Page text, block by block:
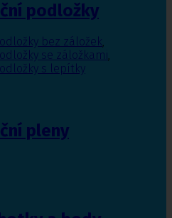
podložky
bez záložek,
se záložkami,
s lepítky
pleny